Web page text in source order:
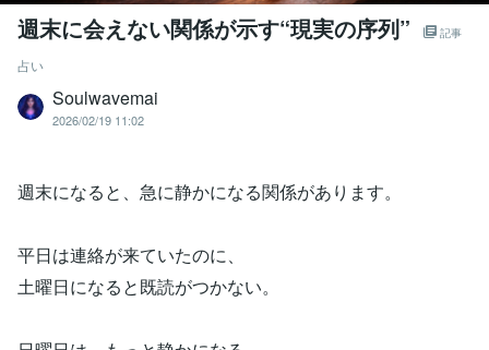
週末に会えない関係が示す“現実の序列” 記事
占い
Soulwavemai
2026/02/19 11:02
週末になると、急に静かになる関係があります。
平日は連絡が来ていたのに、
土曜日になると既読がつかない。